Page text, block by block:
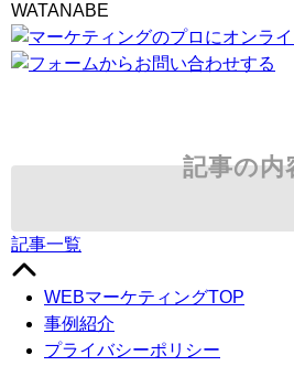
WATANABE
記事の内
記事一覧
WEBマーケティングTOP
事例紹介
プライバシーポリシー